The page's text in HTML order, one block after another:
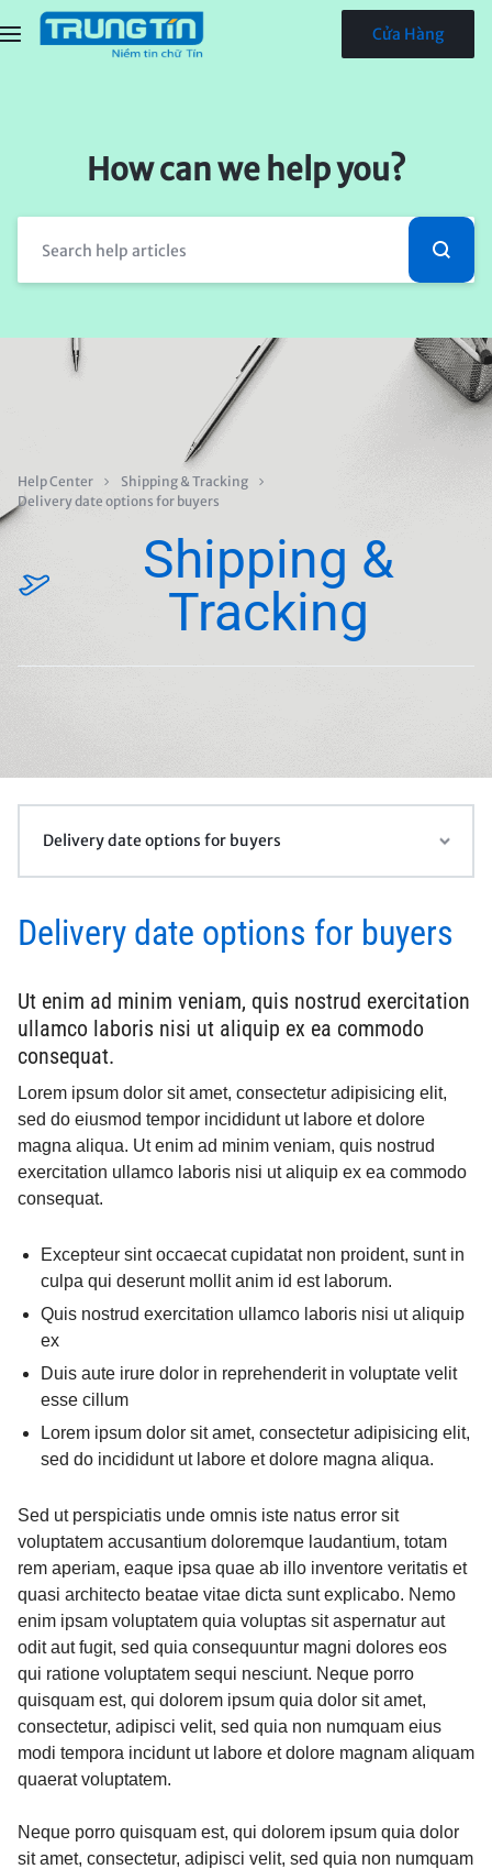
Cửa Hàng
How can we help you?
Help Center
Shipping & Tracking
Delivery date options for buyers
Shipping &
Tracking
Delivery date options for buyers
Ut enim ad minim veniam, quis nostrud exercitation
ullamco laboris nisi ut aliquip ex ea commodo
consequat.
Lorem ipsum dolor sit amet, consectetur adipisicing elit,
sed do eiusmod tempor incididunt ut labore et dolore
magna aliqua. Ut enim ad minim veniam, quis nostrud
exercitation ullamco laboris nisi ut aliquip ex ea commodo
consequat.
Excepteur sint occaecat cupidatat non proident, sunt in
culpa qui deserunt mollit anim id est laborum.
Quis nostrud exercitation ullamco laboris nisi ut aliquip
ex
Duis aute irure dolor in reprehenderit in voluptate velit
esse cillum
Lorem ipsum dolor sit amet, consectetur adipisicing elit,
sed do incididunt ut labore et dolore magna aliqua.
Sed ut perspiciatis unde omnis iste natus error sit
voluptatem accusantium doloremque laudantium, totam
rem aperiam, eaque ipsa quae ab illo inventore veritatis et
quasi architecto beatae vitae dicta sunt explicabo. Nemo
enim ipsam voluptatem quia voluptas sit aspernatur aut
odit aut fugit, sed quia consequuntur magni dolores eos
qui ratione voluptatem sequi nesciunt. Neque porro
quisquam est, qui dolorem ipsum quia dolor sit amet,
consectetur, adipisci velit, sed quia non numquam eius
modi tempora incidunt ut labore et dolore magnam aliquam
quaerat voluptatem.
Neque porro quisquam est, qui dolorem ipsum quia dolor
sit amet, consectetur, adipisci velit, sed quia non numquam
Delivery date options for buyers